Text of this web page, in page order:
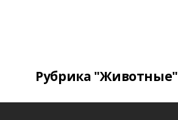
Рубрика "Животные"